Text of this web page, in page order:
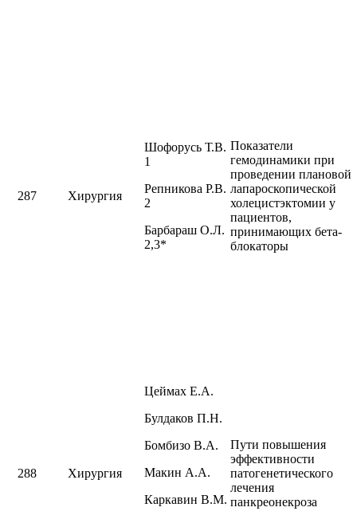
287 Хирургия
Шофорусь Т.В.
1
Репникова Р.В.
2
Барбараш О.Л.
2,3*
Показатели
гемодинамики при
проведении плановой
лапароскопической
холецистэктомии у
пациентов,
принимающих бета-
блокаторы
288 Хирургия
Цеймах Е.А.
Булдаков П.Н.
Бомбизо В.А.
Макин А.А.
Каркавин В.М.
Пути повышения
эффективности
патогенетического
лечения
панкреонекроза